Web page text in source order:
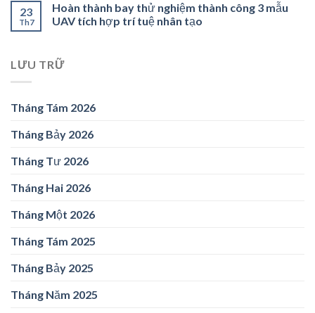
23
Th7
Hoàn thành bay thử nghiệm thành công 3 mẫu
UAV tích hợp trí tuệ nhân tạo
LƯU TRỮ
Tháng Tám 2026
Tháng Bảy 2026
Tháng Tư 2026
Tháng Hai 2026
Tháng Một 2026
Tháng Tám 2025
Tháng Bảy 2025
Tháng Năm 2025